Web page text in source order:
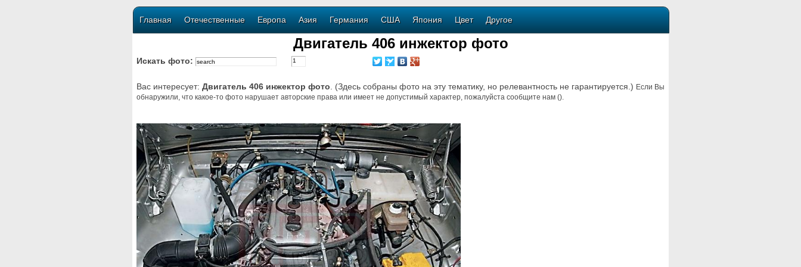
Главная Отечественные Европа Азия Германия США Япония Цвет Другое
Двигатель 406 инжектор фото
Искать фото:
Вас интересует: Двигатель 406 инжектор фото . (Здесь собраны фото на эту тематику, но релевантность не гарантируется.) Если Вы
обнаружили, что какое-то фото нарушает авторские права или имеет не допустимый характер, пожалуйста сообщите нам ().